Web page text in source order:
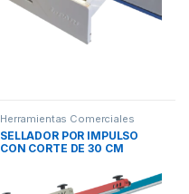
Herramientas Comerciales
SELLADOR POR IMPULSO
CON CORTE DE 30 CM